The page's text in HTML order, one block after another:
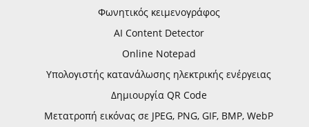
Φωνητικός κειμενογράφος
AI Content Detector
Online Notepad
Υπολογιστής κατανάλωσης ηλεκτρικής ενέργειας
Δημιουργία QR Code
Μετατροπή εικόνας σε JPEG, PNG, GIF, BMP, WebP